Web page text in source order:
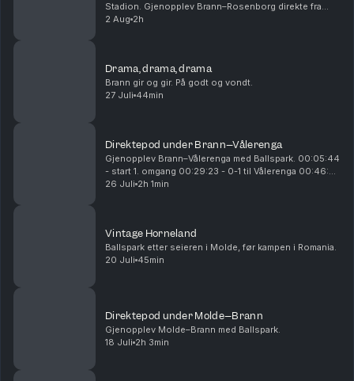
Stadion. Gjenopplev Brann–Rosenborg direkte fra
Brann Stadion. 00:14:54 - Start 1. omgang 00:28:15 -
2 Aug 2h
Drama, drama, drama
Brann gir og gir. På godt og vondt.
27 Juli 44min
Direktepod under Brann–Vålerenga
Gjenopplev Brann–Vålerenga med Ballspark. 00:05:44
- start 1. omgang 00:29:23 - 0-1 til Vålerenga 00:46:25
- 0-2 til Vålerenga 00:54:26 - 0-3 til Vålerenga
26 Juli 2h 1min
Vintage Horneland
Ballspark etter seieren i Molde, før kampen i Romania.
20 Juli 45min
Direktepod under Molde–Brann
Gjenopplev Molde–Brann med Ballspark.
18 Juli 2h 3min